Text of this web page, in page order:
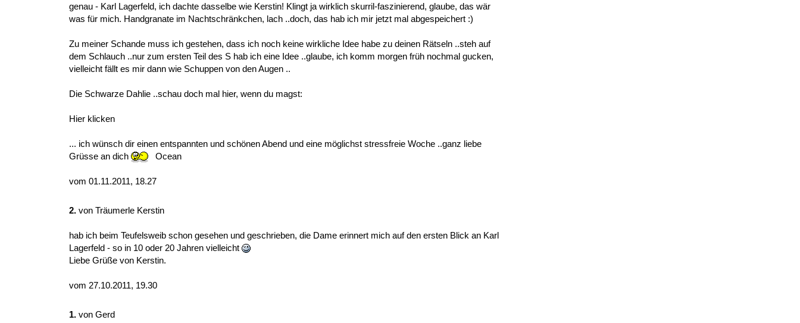
genau - Karl Lagerfeld, ich dachte dasselbe wie Kerstin! Klingt ja wirklich skurril-faszinierend, glaube, das wär
was für mich. Handgranate im Nachtschränkchen, lach ..doch, das hab ich mir jetzt mal abgespeichert :)
Zu meiner Schande muss ich gestehen, dass ich noch keine wirkliche Idee habe zu deinen Rätseln ..steh auf
dem Schlauch ..nur zum ersten Teil des S hab ich eine Idee ..glaube, ich komm morgen früh nochmal gucken,
vielleicht fällt es mir dann wie Schuppen von den Augen ..
Die Schwarze Dahlie ..schau doch mal hier, wenn du magst:
Hier klicken
... ich wünsch dir einen entspannten und schönen Abend und eine möglichst stressfreie Woche ..ganz liebe
Grüsse an dich
Ocean
vom 01.11.2011, 18.27
2. von Träumerle Kerstin
hab ich beim Teufelsweib schon gesehen und geschrieben, die Dame erinnert mich auf den ersten Blick an Karl
Lagerfeld - so in 10 oder 20 Jahren vielleicht
Liebe Grüße von Kerstin.
vom 27.10.2011, 19.30
1. von Gerd